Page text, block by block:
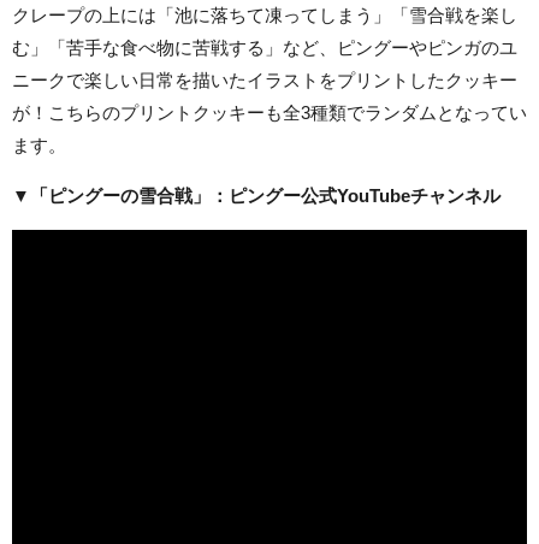
クレープの上には「池に落ちて凍ってしまう」「雪合戦を楽し
む」「苦手な食べ物に苦戦する」など、ピングーやピンガのユ
ニークで楽しい日常を描いたイラストをプリントしたクッキー
が！こちらのプリントクッキーも全3種類でランダムとなってい
ます。
▼「ピングーの雪合戦」：ピングー公式YouTubeチャンネル